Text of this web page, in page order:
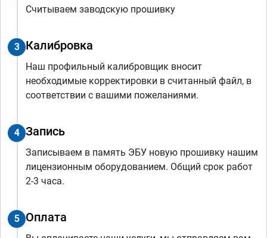
Считываем заводскую прошивку
3 Калибровка
Наш профильный калибровщик вносит
необходимые корректировки в считанный файл, в
соответствии с вашими пожеланиями.
4 Запись
Записываем в память ЭБУ новую прошивку нашим
лицензионным оборудованием. Общий срок работ
2-3 часа.
5 Оплата